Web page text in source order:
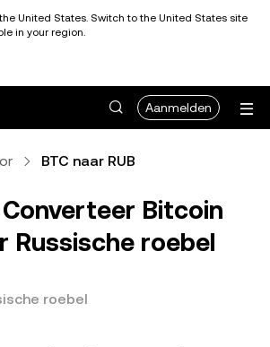
United States. Switch to the United States site
in your region.
Aanmelden
BTC naar RUB
Converteer Bitcoin
Russische roebel
roebel